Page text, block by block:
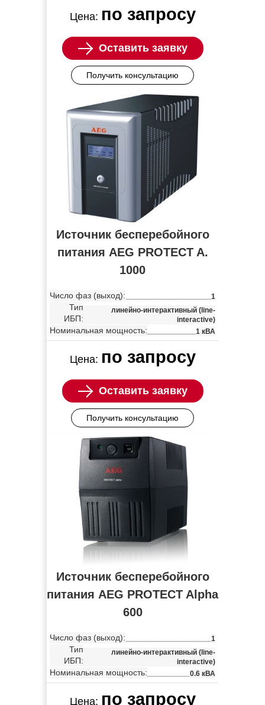
Цена: по запросу
Оставить заявку
Получить консультацию
Источник бесперебойного
питания AEG PROTECT A.
1000
Число фаз (выход): 1
Тип
ИБП:
линейно-интерактивный (line-
interactive)
Номинальная мощность: 1 кВА
Цена: по запросу
Оставить заявку
Получить консультацию
Источник бесперебойного
питания AEG PROTECT Alpha
600
Число фаз (выход): 1
Тип
ИБП:
линейно-интерактивный (line-
interactive)
Номинальная мощность: 0.6 кВА
Цена: по запросу